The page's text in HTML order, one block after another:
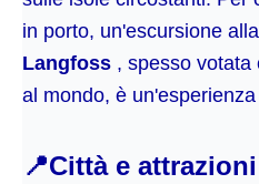
in porto, un'escursione
Langfoss , spesso votata
al mondo, è
📍Città e